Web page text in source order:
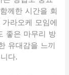
께한 시간을 회
라오케 모임에
좋은 마무리 방
유대감을 느끼
다.